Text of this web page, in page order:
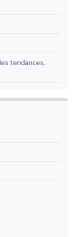
tendances,